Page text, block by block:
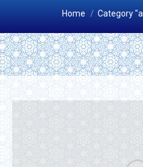
You are here:
Home Category